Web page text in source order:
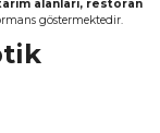
alanları, restoran
göstermektedir.